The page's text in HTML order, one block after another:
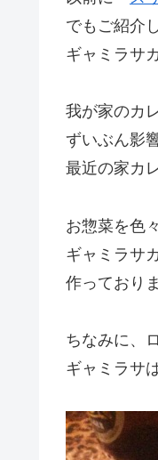
でもご紹介
ギャミラサ
我が家のカ
ずいぶん影
最近の家カ
お惣菜を色
ギャミラサ
作っており
ちなみに、
ギャミラサ